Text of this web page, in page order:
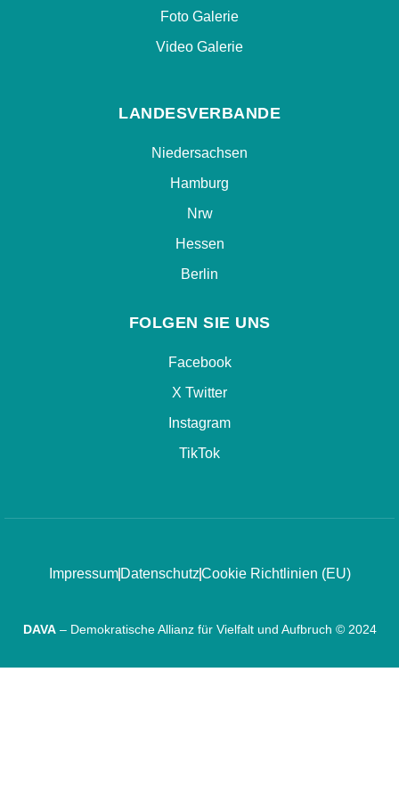
Foto Galerie
Video Galerie
LANDESVERBANDE
Niedersachsen
Hamburg
Nrw
Hessen
Berlin
FOLGEN SIE UNS
Facebook
X Twitter
Instagram
TikTok
Impressum DatenschutzCookie Richtlinien (EU)
DAVA– Demokratische Allianz für Vielfalt und Aufbruch © 2024